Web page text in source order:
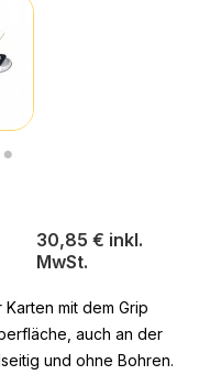
30,85 € inkl.
MwSt.
mit dem Grip
auch an der
und ohne Bohren.